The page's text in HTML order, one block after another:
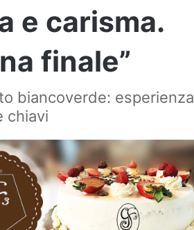
e carisma.
finale”
biancoverde:
chiavi